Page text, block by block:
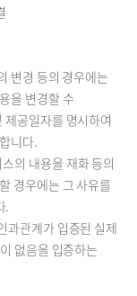
변경 등의 경우에는
을 변경할 수
제공일자를 명시하여
니다.
의 내용을 재화 등의
경우에는 그 사유를
.
과관계가 입증된 실제
없음을 입증하는